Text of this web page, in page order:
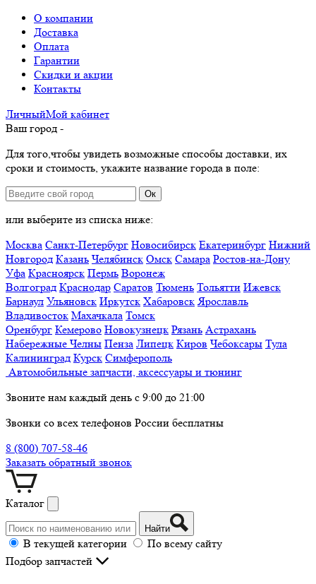
О компании
Доставка
Оплата
Гарантии
Скидки и акции
Контакты
ЛичныйМой кабинет
Ваш город -
Для того,чтобы увидеть возможные способы доставки, их
сроки и стоимость, укажите название города в поле:
Ок
или выберите из списка ниже:
Москва Санкт-Петербург Новосибирск Екатеринбург Нижний
Новгород Казань Челябинск Омск Самара Ростов-на-Дону
Уфа Красноярск Пермь Воронеж
Волгоград Краснодар Саратов Тюмень Тольятти Ижевск
Барнаул Ульяновск Иркутск Хабаровск Ярославль
Владивосток Махачкала Томск
Оренбург Кемерово Новокузнецк Рязань Астрахань
Набережные Челны Пенза Липецк Киров Чебоксары Тула
Калининград Курск Симферополь
Автомобильные запчасти, аксессуары и тюнинг
Звоните нам каждый день с 9:00 до 21:00
Звонки со всех телефонов России бесплатны
8 (800) 707-58-46
Заказать обратный звонок
Каталог
Найти
В текущей категории
По всему сайту
Подбор запчастей